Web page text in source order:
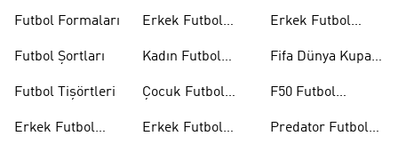
Futbol Formaları
Futbol Şortları
Futbol Tişörtleri
Erkek Futbol
Erkek Futbol
Kadın Futbol
Çocuk Futbol
Erkek Futbol
Erkek Futbol
Fifa Dünya Kupası
F50 Futbol
Predator Futbol